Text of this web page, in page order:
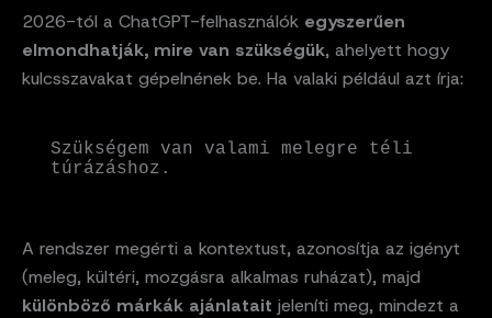
2026-tól a ChatGPT-felhasználók egyszerűen
elmondhatják, mire van szükségük, ahelyett hogy
kulcsszavakat gépelnének be. Ha valaki például azt írja:
Szükségem van valami melegre téli
túrázáshoz.
A rendszer megérti a kontextust, azonosítja az igényt
(meleg, kültéri, mozgásra alkalmas ruházat), majd
különböző márkák ajánlatait jeleníti meg, mindezt a